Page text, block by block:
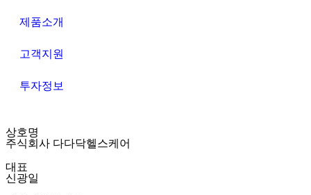
제품소개
고객지원
투자정보
상호명
주식회사 다다닥헬스케어
대표
신광일